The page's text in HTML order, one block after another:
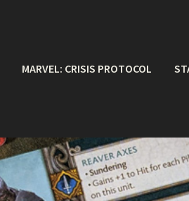
MARVEL: CRISIS PROTOCOL